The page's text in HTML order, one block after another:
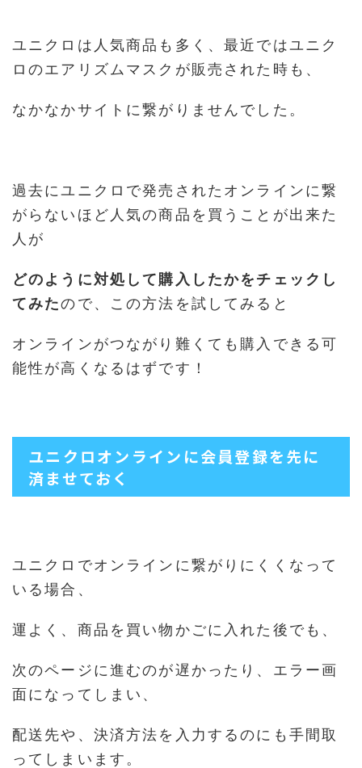
ユニクロは人気商品も多く、最近ではユニク
ロのエアリズムマスクが販売された時も、
なかなかサイトに繋がりませんでした。
過去にユニクロで発売されたオンラインに繋
がらないほど人気の商品を買うことが出来た
人が
どのように対処して購入したかをチェックし
てみたので、この方法を試してみると
オンラインがつながり難くても購入できる可
能性が高くなるはずです！
ユニクロオンラインに会員登録を先に
済ませておく
ユニクロでオンラインに繋がりにくくなって
いる場合、
運よく、商品を買い物かごに入れた後でも、
次のページに進むのが遅かったり、エラー画
面になってしまい、
配送先や、決済方法を入力するのにも手間取
ってしまいます。